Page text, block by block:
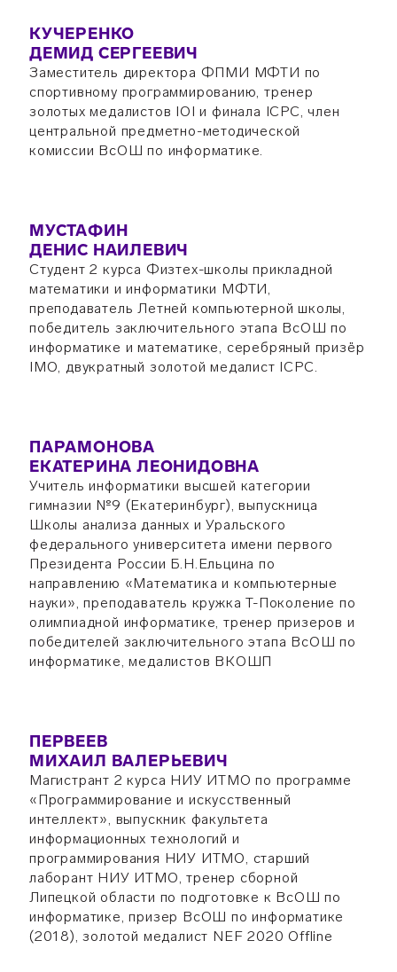
КУЧЕРЕНКО
ДЕМИД СЕРГЕЕВИЧ
Заместитель директора ФПМИ МФТИ по
спортивному программированию, тренер
золотых медалистов IOI и финала ICPC, член
центральной предметно-методической
комиссии ВсОШ по информатике.
МУСТАФИН
ДЕНИС НАИЛЕВИЧ
Студент 2 курса Физтех-школы прикладной
математики и информатики МФТИ,
преподаватель Летней компьютерной школы,
победитель заключительного этапа ВсОШ по
информатике и математике, серебряный призёр
IMO, двукратный золотой медалист ICPC.
ПАРАМОНОВА
ЕКАТЕРИНА ЛЕОНИДОВНА
Учитель информатики высшей категории
гимназии №9 (Екатеринбург), выпускница
Школы анализа данных и Уральского
федерального университета имени первого
Президента России Б.Н.Ельцина по
направлению «Математика и компьютерные
науки», преподаватель кружка Т-Поколение по
олимпиадной информатике, тренер призеров и
победителей заключительного этапа ВсОШ по
информатике, медалистов ВКОШП
ПЕРВЕЕВ
МИХАИЛ ВАЛЕРЬЕВИЧ
Магистрант 2 курса НИУ ИТМО по программе
«Программирование и искусственный
интеллект», выпускник факультета
информационных технологий и
программирования НИУ ИТМО, старший
лаборант НИУ ИТМО, тренер сборной
Липецкой области по подготовке к ВсОШ по
информатике, призер ВсОШ по информатике
(2018), золотой медалист NEF 2020 Offline